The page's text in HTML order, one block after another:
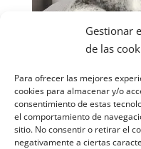
Gestionar
de las
Para ofrecer las mejores
cookies para almacenar y/o
consentimiento de estas
el comportamiento de
sitio. No consentir o retirar el
negativamente a ciertas